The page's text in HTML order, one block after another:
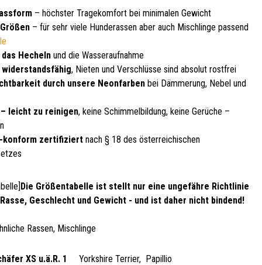
– höchster Tragekomfort bei minimalen Gewicht
– für sehr viele Hunderassen aber auch Mischlinge passend
Hecheln und die Wasseraufnahme
, Nieten und Verschlüsse sind absolut rostfrei
durch unsere Neonfarben bei Dämmerung, Nebel und
leicht zu reinigen, keine Schimmelbildung, keine Gerüche –
konform zertifiziert nach § 18 des österreichischen
Die Größentabelle ist stellt nur eine ungefähre Richtlinie
Geschlecht und Gewicht - und ist daher nicht bindend!
Rassen, Mischlinge
XS u.ä.R. 1 Yorkshire Terrier, Papillio